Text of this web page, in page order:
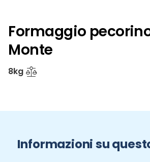
Formaggio
Monte
8kg
Informazioni su